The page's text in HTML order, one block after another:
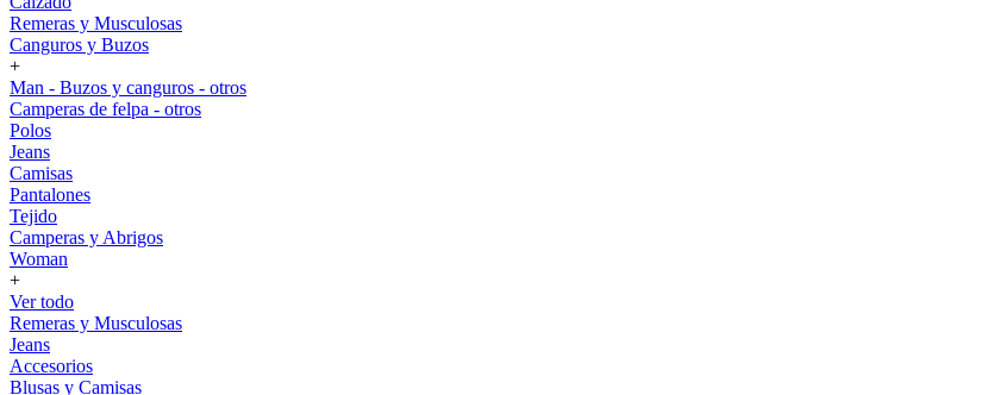
Remeras y Musculosas
Canguros y Buzos
+
Man - Buzos y canguros - otros
Camperas de felpa - otros
Polos
Jeans
Camisas
Pantalones
Tejido
Camperas y Abrigos
Woman
+
Ver todo
Remeras y Musculosas
Jeans
Accesorios
Blusas y Camisas